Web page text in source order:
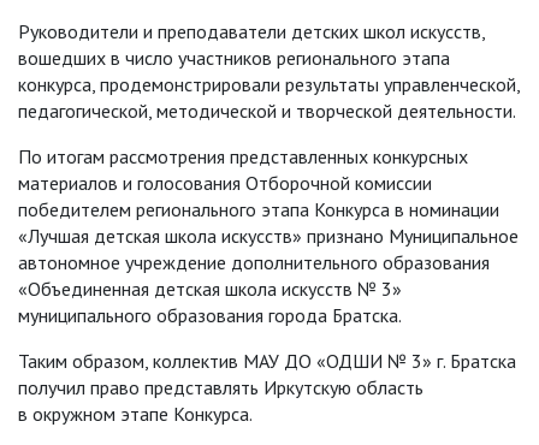
Руководители и преподаватели детских школ искусств,
вошедших в число участников регионального этапа
конкурса, продемонстрировали результаты управленческой,
педагогической, методической и творческой деятельности.
По итогам рассмотрения представленных конкурсных
материалов и голосования Отборочной комиссии
победителем регионального этапа Конкурса в номинации
«Лучшая детская школа искусств» признано Муниципальное
автономное учреждение дополнительного образования
«Объединенная детская школа искусств № 3»
муниципального образования города Братска.
Таким образом, коллектив МАУ ДО «ОДШИ № 3» г. Братска
получил право представлять Иркутскую область
в окружном этапе Конкурса.